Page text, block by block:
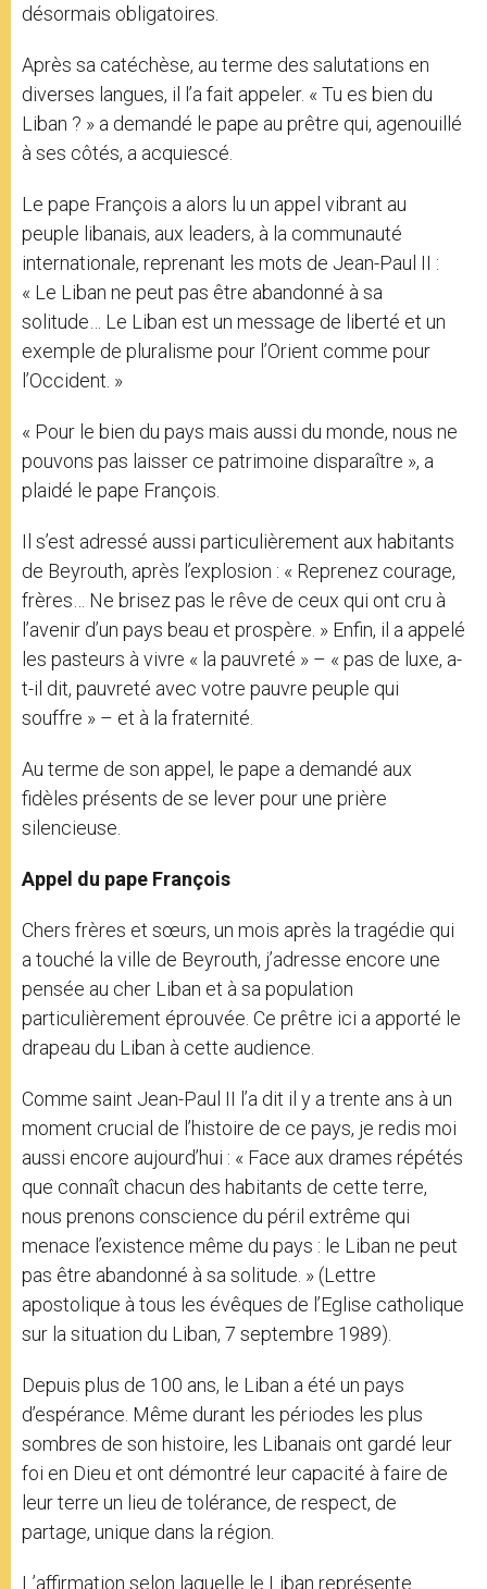
désormais obligatoires.
Après sa catéchèse, au terme des salutations en
diverses langues, il l’a fait appeler. « Tu es bien du
Liban ? » a demandé le pape au prêtre qui, agenouillé
à ses côtés, a acquiescé.
Le pape François a alors lu un appel vibrant au
peuple libanais, aux leaders, à la communauté
internationale, reprenant les mots de Jean-Paul II :
« Le Liban ne peut pas être abandonné à sa
solitude… Le Liban est un message de liberté et un
exemple de pluralisme pour l’Orient comme pour
l’Occident. »
« Pour le bien du pays mais aussi du monde, nous ne
pouvons pas laisser ce patrimoine disparaître », a
plaidé le pape François.
Il s’est adressé aussi particulièrement aux habitants
de Beyrouth, après l’explosion : « Reprenez courage,
frères… Ne brisez pas le rêve de ceux qui ont cru à
l’avenir d’un pays beau et prospère. » Enfin, il a appelé
les pasteurs à vivre « la pauvreté » – « pas de luxe, a-
t-il dit, pauvreté avec votre pauvre peuple qui
souffre » – et à la fraternité.
Au terme de son appel, le pape a demandé aux
fidèles présents de se lever pour une prière
silencieuse.
Appel du pape François
Chers frères et sœurs, un mois après la tragédie qui
a touché la ville de Beyrouth, j’adresse encore une
pensée au cher Liban et à sa population
particulièrement éprouvée. Ce prêtre ici a apporté le
drapeau du Liban à cette audience.
Comme saint Jean-Paul II l’a dit il y a trente ans à un
moment crucial de l’histoire de ce pays, je redis moi
aussi encore aujourd’hui : « Face aux drames répétés
que connaît chacun des habitants de cette terre,
nous prenons conscience du péril extrême qui
menace l’existence même du pays : le Liban ne peut
pas être abandonné à sa solitude. » (Lettre
apostolique à tous les évêques de l’Eglise catholique
sur la situation du Liban, 7 septembre 1989).
Depuis plus de 100 ans, le Liban a été un pays
d’espérance. Même durant les périodes les plus
sombres de son histoire, les Libanais ont gardé leur
foi en Dieu et ont démontré leur capacité à faire de
leur terre un lieu de tolérance, de respect, de
partage, unique dans la région.
L’affirmation selon laquelle le Liban représente